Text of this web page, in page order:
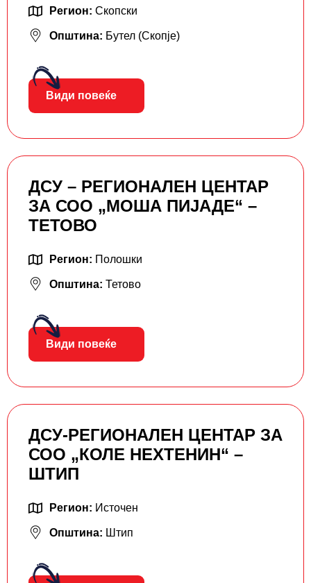
Регион: Скопски
Општина: Бутел (Скопје)
Види повеќе
ДСУ – РЕГИОНАЛЕН ЦЕНТАР
ЗА СОО „МОША ПИЈАДЕ“ –
ТЕТОВО
Регион: Полошки
Општина: Тетово
Види повеќе
ДСУ-РЕГИОНАЛЕН ЦЕНТАР ЗА
СОО „КОЛЕ НЕХТЕНИН“ –
ШТИП
Регион: Источен
Општина: Штип